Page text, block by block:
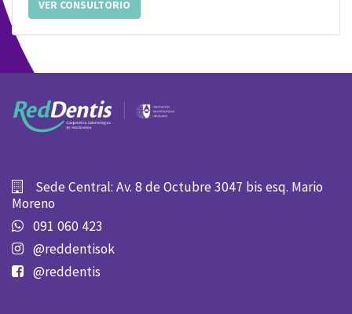
VER CONSULTORIO
Sede Central: Av. 8 de Octubre 3047 bis esq. Mario
Moreno
091 060 423
@reddentisok
@reddentis